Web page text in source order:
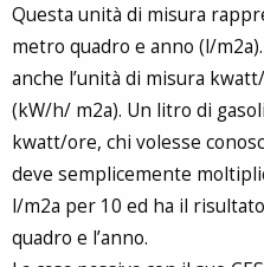
Questa unità di misura
metro quadro e anno (l/
anche l’unità di misura
(kW/h/ m2a). Un litro di
kwatt/ore, chi volesse
deve semplicemente
l/m2a per 10 ed ha il
quadro e l’anno.